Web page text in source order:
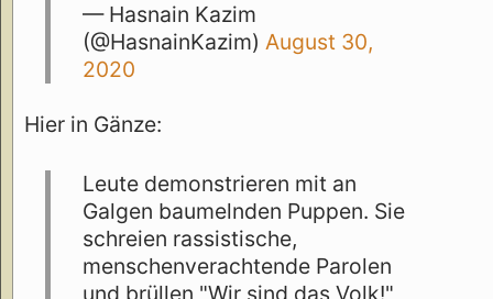
— Hasnain Kazim
(@HasnainKazim)August 30,
2020
Hier in Gänze:
Leute demonstrieren mit an
Galgen baumelnden Puppen. Sie
schreien rassistische,
menschenverachtende Parolen
und brüllen "Wir sind das Volk!"